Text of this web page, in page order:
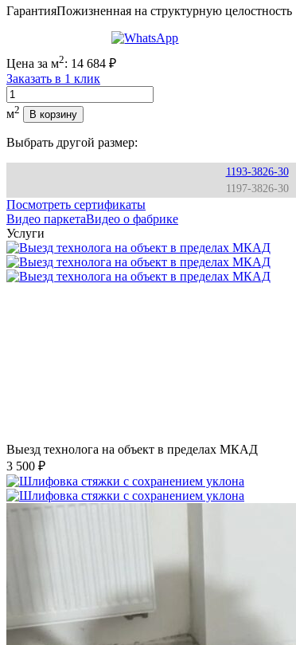
ГарантияПожизненная на структурную целостность
Цена за м2: 14 684 ₽
Заказать в 1 клик
Количество
м2 В корзину
Выбрать другой размер:
1193-3826-30
1197-3826-30
Посмотреть сертификаты
Видео паркетаВидео о фабрике
Услуги
Выезд технолога на объект в пределах МКАД
3 500 ₽